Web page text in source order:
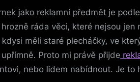
jako reklamní předmět je
ráda věci, které nejsou
měli staré plecháčky, ve
Proto mi právě přijde
nebo lidem nabídnout. Je to